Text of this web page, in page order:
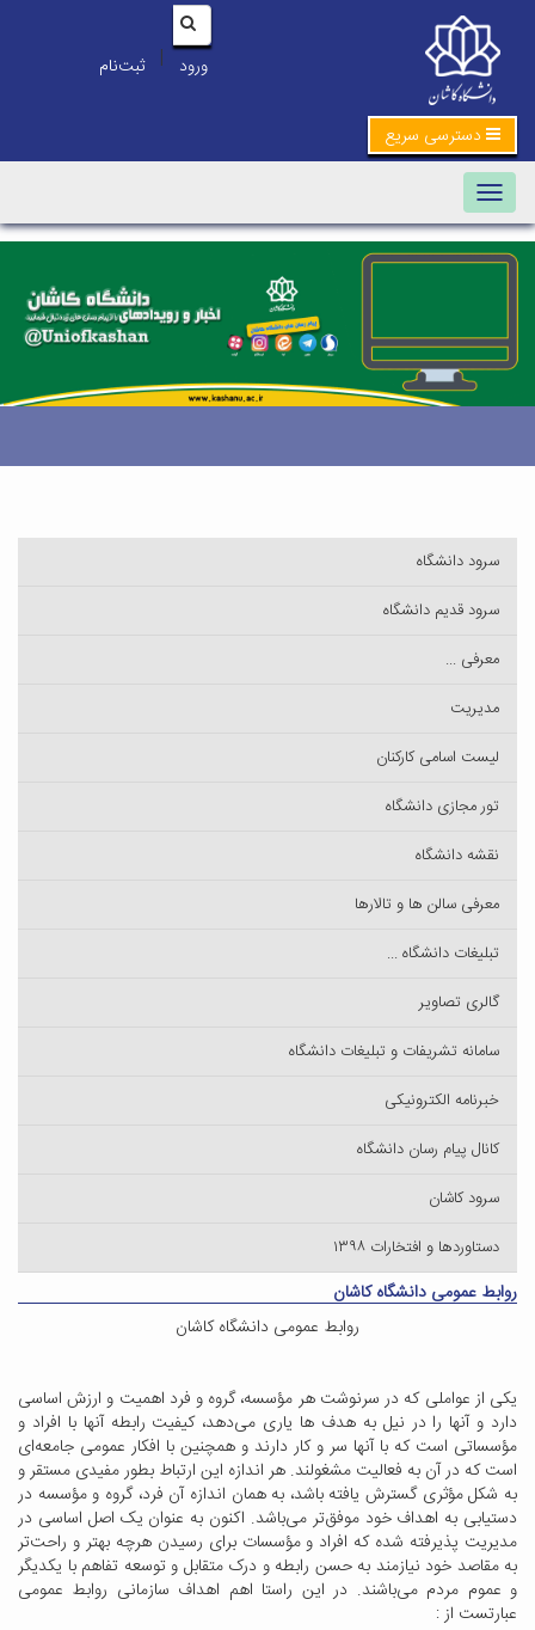
ورود | ثبت‌نام
دسترسی سریع
Toggle navigation
سرود دانشگاه
سرود قدیم دانشگاه
معرفی ...
مدیریت
لیست اسامی کارکنان
تور مجازی دانشگاه
نقشه دانشگاه
معرفی سالن ها و تالارها
تبلیغات دانشگاه ...
گالری تصاویر
سامانه تشریفات و تبلیغات دانشگاه
خبرنامه الکترونیکی
کانال پیام رسان دانشگاه
سرود کاشان
دستاوردها و افتخارات ۱۳۹۸
روابط عمومی دانشگاه کاشان
روابط عمومی دانشگاه کاشان
یکی‌ از عواملی‌ که‌ در سرنوشت‌ هر مؤسسه‌، گروه‌ و فرد اهمیت‌ و ارزش‌ اساسی‌
دارد و آنها را در نیل ‌به‌ هدف‌ ها یاری‌ می‌دهد، کیفیت‌ رابطه‌ آنها با افراد و
مؤسساتی‌ است‌ که‌ با آنها سر و کار دارند و همچنین ‌با افکار عمومی‌ جامعه‌ای‌
است‌ که‌ در آن‌ به‌ فعالیت‌ مشغولند. هر اندازه‌ این‌ ارتباط بطور مفیدی‌ مستقر و
به‌ شکل‌ مؤثری‌ گسترش‌ یافته‌ باشد، به‌ همان‌ اندازه‌ آن‌ فرد، گروه‌ و مؤسسه‌ در
دستیابی‌ به‌ اهداف‌ خود موفق‌تر می‌باشد. اکنون‌ به‌ عنوان‌ یک‌ اصل‌ اساسی‌ در
مدیریت‌ پذیرفته‌ شده‌ که‌ افراد و مؤسسات‌ برای ‌رسیدن‌ هرچه‌ بهتر و راحت‌تر
به‌ مقاصد خود نیازمند به‌ حسن‌ رابطه‌ و درک‌ متقابل‌ و توسعه‌ تفاهم‌ با یکدیگر
و عموم‌ مردم‌ می‌باشند. در این راستا اهم اهداف سازمانی روابط عمومی
عبارتست از :